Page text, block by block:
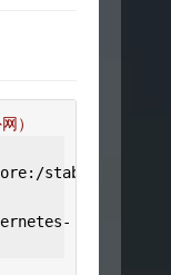
）
:/stable
-